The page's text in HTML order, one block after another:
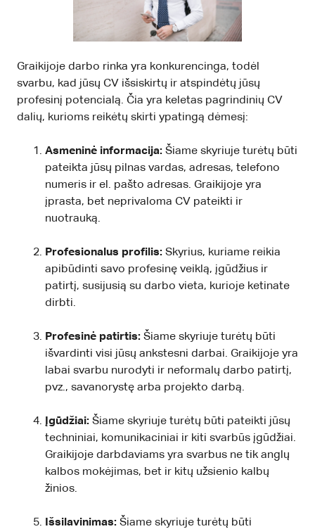
Graikijoje darbo rinka yra konkurencinga, todėl
svarbu, kad jūsų CV išsiskirtų ir atspindėtų jūsų
profesinį potencialą. Čia yra keletas pagrindinių CV
dalių, kurioms reikėtų skirti ypatingą dėmesį:
Asmeninė informacija: Šiame skyriuje turėtų būti
pateikta jūsų pilnas vardas, adresas, telefono
numeris ir el. pašto adresas. Graikijoje yra
įprasta, bet neprivaloma CV pateikti ir
nuotrauką.
Profesionalus profilis: Skyrius, kuriame reikia
apibūdinti savo profesinę veiklą, įgūdžius ir
patirtį, susijusią su darbo vieta, kurioje ketinate
dirbti.
Profesinė patirtis: Šiame skyriuje turėtų būti
išvardinti visi jūsų ankstesni darbai. Graikijoje yra
labai svarbu nurodyti ir neformalų darbo patirtį,
pvz., savanorystę arba projekto darbą.
Įgūdžiai: Šiame skyriuje turėtų būti pateikti jūsų
techniniai, komunikaciniai ir kiti svarbūs įgūdžiai.
Graikijoje darbdaviams yra svarbus ne tik anglų
kalbos mokėjimas, bet ir kitų užsienio kalbų
žinios.
Išsilavinimas: Šiame skyriuje turėtų būti